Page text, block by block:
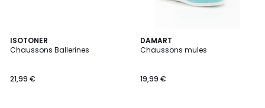
ISOTONER
Chaussons Ballerines
21,99 €
3
Couleurs
DAMART
Chaussons mules
19,99 €
3,5
/ 5
2
Couleurs